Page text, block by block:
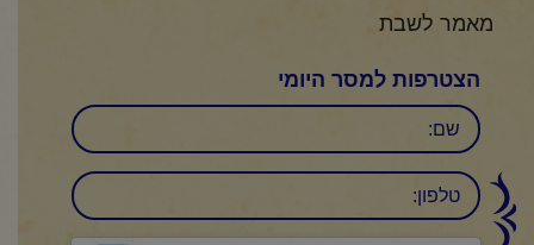
מאמר לשבת
הצטרפות למסר היומי
שם
טלפון: